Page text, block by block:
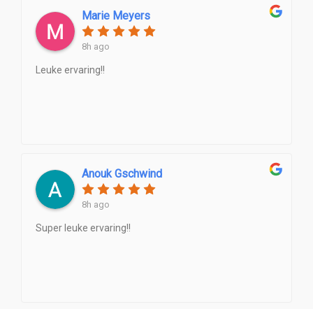
Marie Meyers
8h ago
Leuke ervaring!!
Anouk Gschwind
8h ago
Super leuke ervaring!!